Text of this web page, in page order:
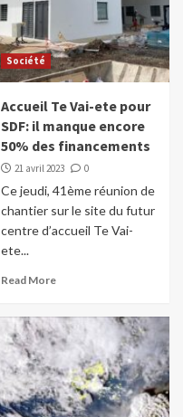
Société
Accueil Te Vai-ete pour
SDF: il manque encore
50% des financements
21 avril 2023 0
Ce jeudi, 41ème réunion de
chantier sur le site du futur
centre d’accueil Te Vai-
ete...
Read More